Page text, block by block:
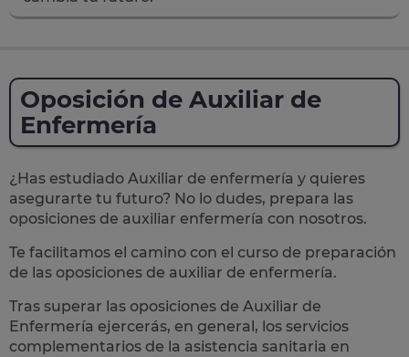
Oposición de Auxiliar de
Enfermería
¿Has estudiado Auxiliar de enfermería y quieres
asegurarte tu futuro? No lo dudes, prepara las
oposiciones de auxiliar enfermería con nosotros.
Te facilitamos el camino con el curso de preparación
de las oposiciones de auxiliar de enfermería.
Tras superar las oposiciones de Auxiliar de
Enfermería ejercerás, en general, los servicios
complementarios de la asistencia sanitaria en